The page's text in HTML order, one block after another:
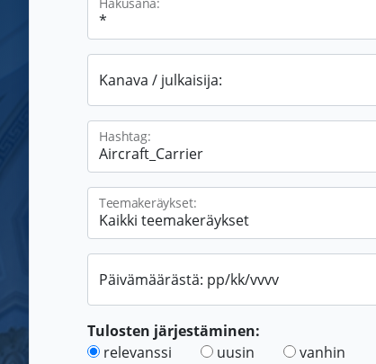
Hakusana:
Kanava / julkaisija:
Hashtag:
Teemakeräykset:
Päivämäärästä: pp/kk/vvvv
Tulosten järjestäminen:
relevanssi
uusin vanhin